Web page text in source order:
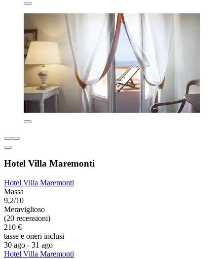
Hotel Villa Maremonti
Hotel Villa Maremonti
Massa
9,2/10
Meraviglioso
(20 recensioni)
210 €
tasse e oneri inclusi
30 ago - 31 ago
Hotel Villa Maremonti